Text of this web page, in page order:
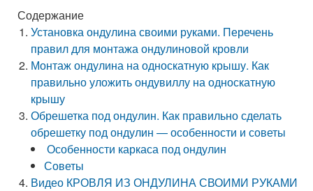
Содержание
Установка ондулина своими руками. Перечень
правил для монтажа ондулиновой кровли
Монтаж ондулина на односкатную крышу. Как
правильно уложить ондувиллу на односкатную
крышу
Обрешетка под ондулин. Как правильно сделать
обрешетку под ондулин — особенности и советы
Особенности каркаса под ондулин
Советы
Видео КРОВЛЯ ИЗ ОНДУЛИНА СВОИМИ РУКАМИ